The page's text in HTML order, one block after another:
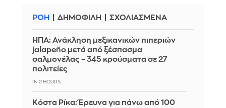
ΡΟΗ ΔΗΜΟΦΙΛΗ ΣΧΟΛΙΑΣΜΕΝΑ
ΗΠΑ: Ανάκληση μεξικανικών πιπεριών
jalapeño μετά από ξέσπασμα
σαλμονέλας – 345 κρούσματα σε 27
πολιτείες
IN 2 HOURS
Κόστα Ρίκα: Έρευνα για πάνω από 100